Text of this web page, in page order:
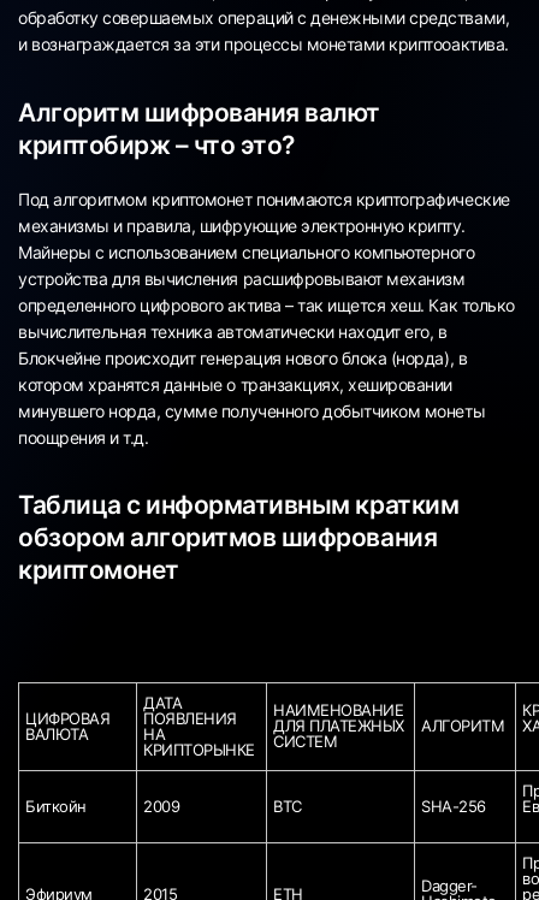
обработку совершаемых операций с денежными средствами,
и вознаграждается за эти процессы монетами криптооактива.
Алгоритм шифрования валют
криптобирж – что это?
Под алгоритмом криптомонет понимаются криптографические
механизмы и правила, шифрующие электронную крипту.
Майнеры с использованием специального компьютерного
устройства для вычисления расшифровывают механизм
определенного цифрового актива – так ищется хеш. Как только
вычислительная техника автоматически находит его, в
Блокчейне происходит генерация нового блока (норда), в
котором хранятся данные о транзакциях, хешировании
минувшего норда, сумме полученного добытчиком монеты
поощрения и т.д.
Таблица с информативным кратким
обзором алгоритмов шифрования
криптомонет
ЦИФРОВАЯ
ВАЛЮТА
ДАТА
ПОЯВЛЕНИЯ
НА
КРИПТОРЫНКЕ
НАИМЕНОВАНИЕ
ДЛЯ ПЛАТЕЖНЫХ
СИСТЕМ
АЛГОРИТМ
Биткойн 2009 BTC SHA-256
Эфириум 2015 ETH
Dagger-